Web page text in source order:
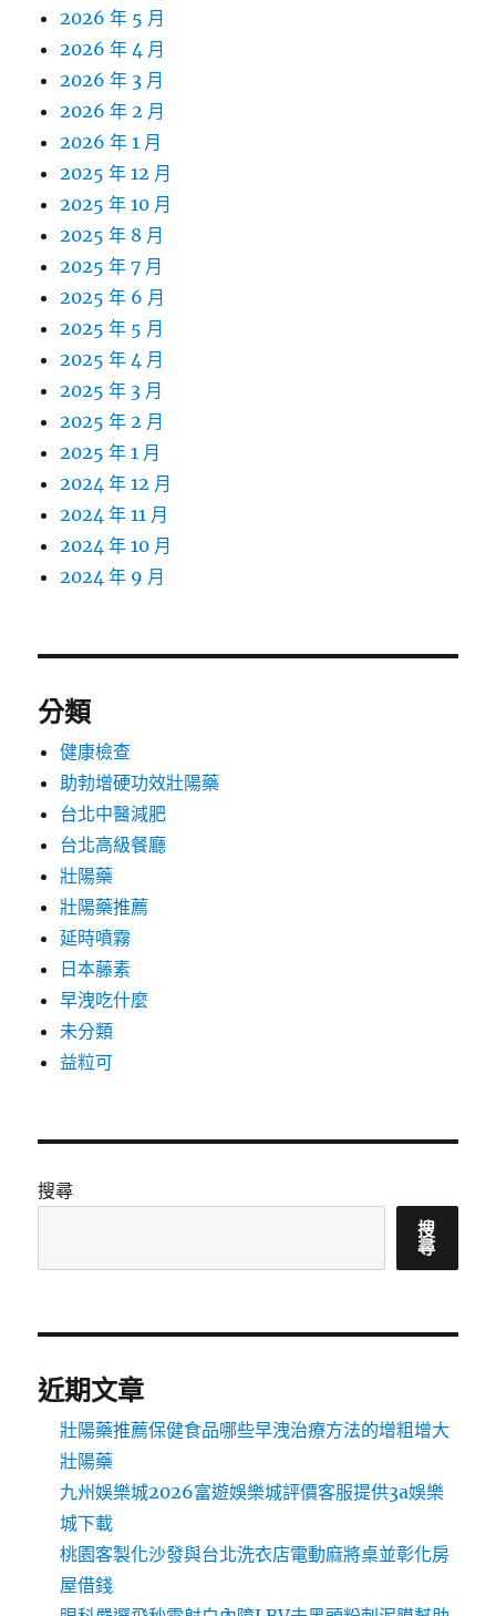
2026 年 5 月
2026 年 4 月
2026 年 3 月
2026 年 2 月
2026 年 1 月
2025 年 12 月
2025 年 10 月
2025 年 8 月
2025 年 7 月
2025 年 6 月
2025 年 5 月
2025 年 4 月
2025 年 3 月
2025 年 2 月
2025 年 1 月
2024 年 12 月
2024 年 11 月
2024 年 10 月
2024 年 9 月
分類
健康檢查
助勃增硬功效壯陽藥
台北中醫減肥
台北高級餐廳
壯陽藥
壯陽藥推薦
延時噴霧
日本藤素
早洩吃什麼
未分類
益粒可
搜尋
搜
尋
近期文章
壯陽藥推薦保健食品哪些早洩治療方法的增粗增大
壯陽藥
九州娛樂城2026富遊娛樂城評價客服提供3a娛樂
城下載
桃園客製化沙發與台北洗衣店電動麻將桌並彰化房
屋借錢